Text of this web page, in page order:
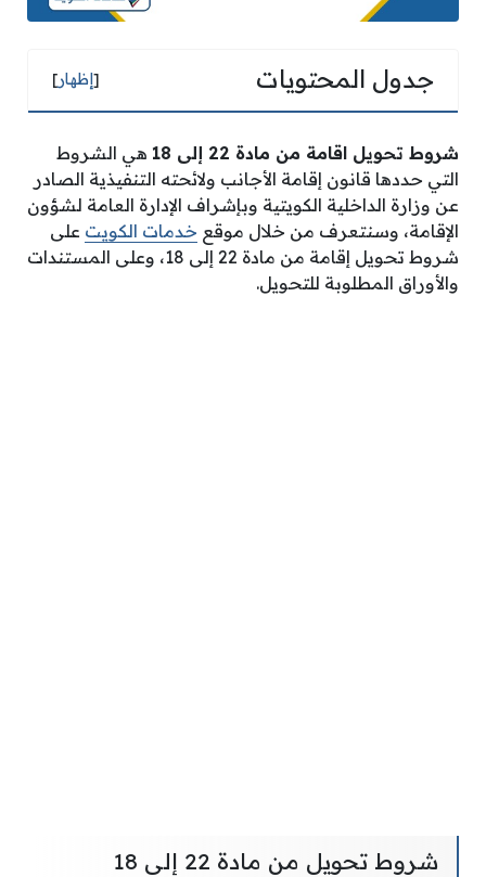
جدول المحتويات [إظهار]
شروط تحويل اقامة من مادة 22 إلى 18
هي الشروط
التي حددها قانون إقامة الأجانب ولائحته التنفيذية الصادر
عن وزارة الداخلية الكويتية وبإشراف الإدارة العامة لشؤون
الإقامة، وسنتعرف من خلال موقع خدمات الكويت على
شروط تحويل إقامة من مادة 22 إلى 18، وعلى المستندات
والأوراق المطلوبة للتحويل.
شروط تحويل من مادة 22 إلى 18